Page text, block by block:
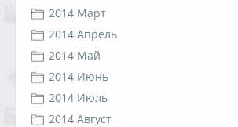
2014 Март
2014 Апрель
2014 Май
2014 Июнь
2014 Июль
2014 Август